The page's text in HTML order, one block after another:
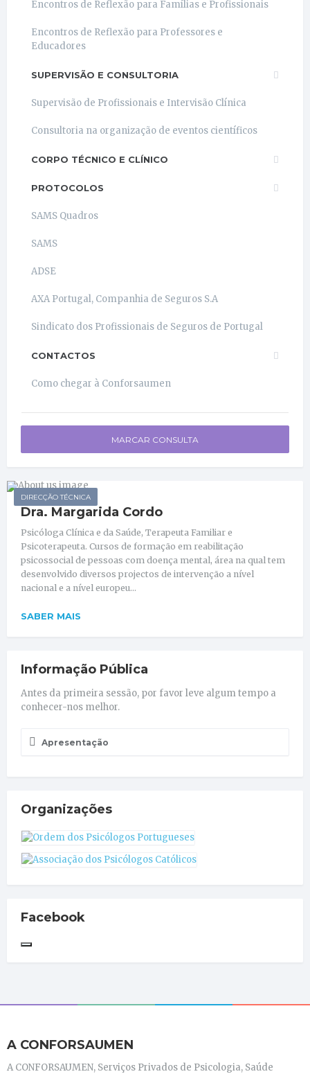
Encontros de Reflexão para Famílias e Profissionais
Encontros de Reflexão para Professores e
Educadores
SUPERVISÃO E CONSULTORIA
Supervisão de Profissionais e Intervisão Clínica
Consultoria na organização de eventos científicos
CORPO TÉCNICO E CLÍNICO
PROTOCOLOS
SAMS Quadros
SAMS
ADSE
AXA Portugal, Companhia de Seguros S.A
Sindicato dos Profissionais de Seguros de Portugal
CONTACTOS
Como chegar à Conforsaumen
MARCAR CONSULTA
DIRECÇÃO TÉCNICA
Dra. Margarida Cordo
Psicóloga Clínica e da Saúde, Terapeuta Familiar e
Psicoterapeuta. Cursos de formação em reabilitação
psicossocial de pessoas com doença mental, área na qual tem
desenvolvido diversos projectos de intervenção a nível
nacional e a nível europeu...
SABER MAIS
Informação Pública
Antes da primeira sessão, por favor leve algum tempo a
conhecer-nos melhor.
Apresentação
Organizações
Facebook
A CONFORSAUMEN
A CONFORSAUMEN, Serviços Privados de Psicologia, Saúde